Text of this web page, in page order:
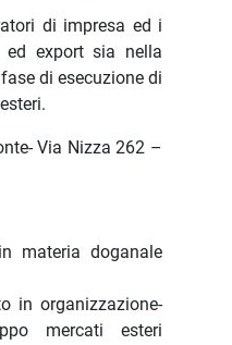
di impresa ed i
ed export sia nella
di esecuzione di
Via Nizza 262 –
materia doganale
in organizzazione-
mercati esteri